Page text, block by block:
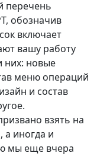
перечень
обозначив
включает
вашу работу
них: новые
меню операций
и состав
взять на
а иногда и
мы еще вчера